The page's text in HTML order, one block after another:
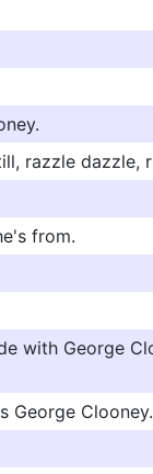
razzle dazzle,
from.
with George
George Clooney.